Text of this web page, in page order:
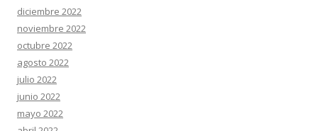
diciembre 2022
noviembre 2022
octubre 2022
agosto 2022
julio 2022
junio 2022
mayo 2022